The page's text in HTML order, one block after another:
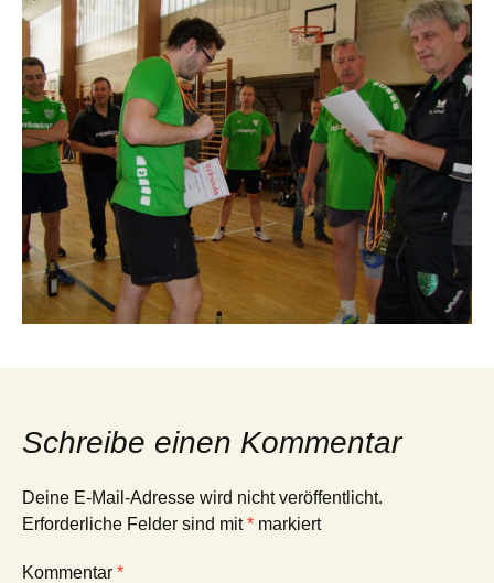
Schreibe einen Kommentar
Deine E-Mail-Adresse wird nicht veröffentlicht.
Erforderliche Felder sind mit* markiert
Kommentar *